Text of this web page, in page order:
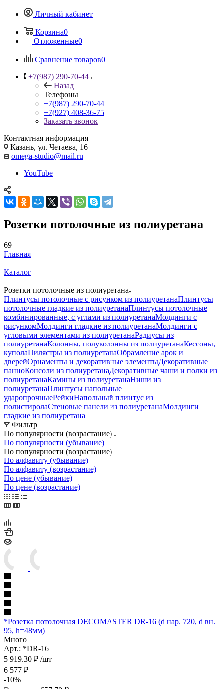
Личный кабинет
Корзина0
Отложенные0
Сравнение товаров0
+7(987) 290-70-44
Назад
Телефоны
+7(987) 290-70-44
+7(927) 408-36-75
Заказать звонок
Контактная информация
Казань, ул. Четаева, 16
omega-studio@mail.ru
YouTube
Розетки потолочные из полиуретана
69
Главная
—
Каталог
—
Розетки потолочные из полиуретана
Плинтусы потолочные с рисунком из полиуретанаПлинтусы
потолочные гладкие из полиуретанаПлинтусы потолочные
комбинированные, с углами из полиуретанаМолдинги c
рисункомМолдинги гладкие из полиуретанаМолдинги с
угловыми элементами из полиуретанаРадиусы из
полиуретанаКолонны, полуколонны из полиуретанаКессоны,
куполаПилястры из полиуретанаОбрамление арок и
дверейОрнаменты и декоративные элементыДекоративные
панноКонсоли из полиуретанаДекоративные чаши и полки из
полиуретанаКамины из полиуретанаНиши из
полиуретанаПлинтусы напольные
ударопрочныеРейкиНапольный плинтус из
полистиролаСтеновые панели из полиуретанаМолдинги
гладкие из полиуретана
Фильтр
По популярности (возрастание)
По популярности (убывание)
По популярности (возрастание)
По алфавиту (убывание)
По алфавиту (возрастание)
По цене (убывание)
По цене (возрастание)
*Розетка потолочная DECOMASTER DR-16 (d нар. 720, d вн.
95, h=48мм)
Много
Арт.: *DR-16
5 919.30 ₽ /шт
6 577 ₽
-10%